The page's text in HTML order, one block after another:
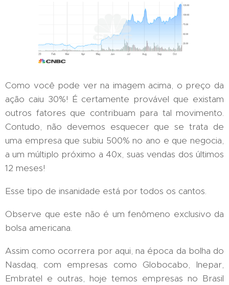
Como você pode ver na imagem acima, o preço da
ação caiu 30%! É certamente provável que existam
outros fatores que contribuam para tal movimento.
Contudo, não devemos esquecer que se trata de
uma empresa que subiu 500% no ano e que negocia,
a um múltiplo próximo a 40x, suas vendas dos últimos
12 meses!
Esse tipo de insanidade está por todos os cantos.
Observe que este não é um fenômeno exclusivo da
bolsa americana.
Assim como ocorrera por aqui, na época da bolha do
Nasdaq, com empresas como Globocabo, Inepar,
Embratel e outras, hoje temos empresas no Brasil